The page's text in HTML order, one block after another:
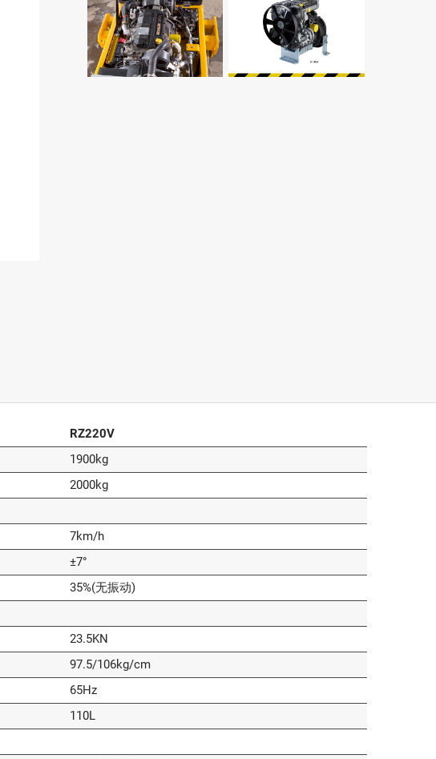
RZ220V
1900kg
2000kg
7km/h
±7°
35%(无振动)
23.5KN
97.5/106kg/cm
65Hz
110L